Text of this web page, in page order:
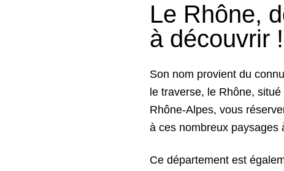
Le Rhône,
à découvrir !
Son nom provient du
le traverse, le Rhône,
Rhône-Alpes, vous
à ces nombreux paysages
Ce département est